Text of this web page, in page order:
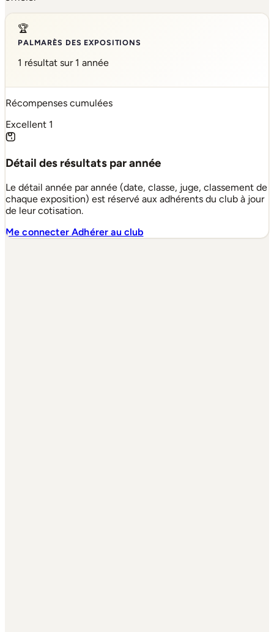
🏆
PALMARÈS DES EXPOSITIONS
1 résultat sur 1 année
Récompenses cumulées
Excellent 1
Détail des résultats par année
Le détail année par année (date, classe, juge, classement de
chaque exposition) est réservé aux adhérents du club à jour
de leur cotisation.
Me connecterAdhérer au club